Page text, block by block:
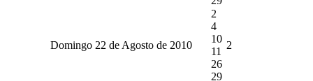
Domingo 22 de Agosto de 2010
2
4
10
11
26
29
2